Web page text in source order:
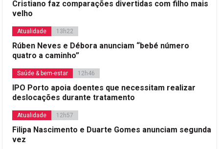
Cristiano faz comparações divertidas com filho mais
velho
Atualidade 13h22
Rúben Neves e Débora anunciam “bebé número
quatro a caminho”
Saúde & bem-estar 12h46
IPO Porto apoia doentes que necessitam realizar
deslocações durante tratamento
Atualidade 12h57
Filipa Nascimento e Duarte Gomes anunciam segunda
vez